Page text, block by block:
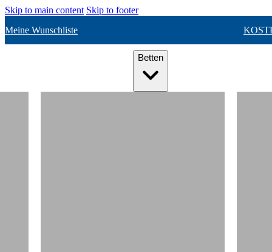
Skip to main content Skip to footer
Meine Wunschliste
Betten